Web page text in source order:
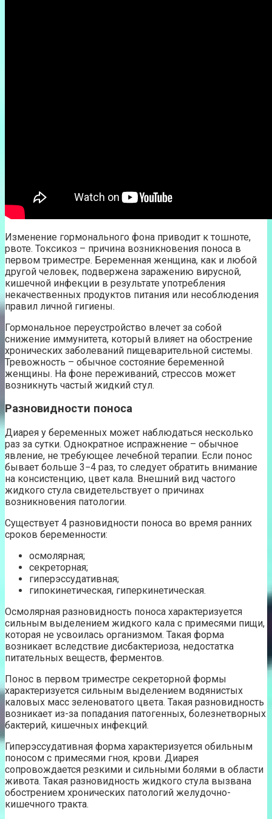
Изменение гормонального фона приводит к тошноте,
рвоте. Токсикоз – причина возникновения поноса в
первом триместре. Беременная женщина, как и любой
другой человек, подвержена заражению вирусной,
кишечной инфекции в результате употребления
некачественных продуктов питания или несоблюдения
правил личной гигиены.
Гормональное переустройство влечет за собой
снижение иммунитета, который влияет на обострение
хронических заболеваний пищеварительной системы.
Тревожность – обычное состояние беременной
женщины. На фоне переживаний, стрессов может
возникнуть частый жидкий стул.
Разновидности поноса
Диарея у беременных может наблюдаться несколько
раз за сутки. Однократное испражнение – обычное
явление, не требующее лечебной терапии. Если понос
бывает больше 3−4 раз, то следует обратить внимание
на консистенцию, цвет кала. Внешний вид частого
жидкого стула свидетельствует о причинах
возникновения патологии.
Существует 4 разновидности поноса во время ранних
сроков беременности:
осмолярная;
секреторная;
гиперэссудативная;
гипокинетическая, гиперкинетическая.
Осмолярная разновидность поноса характеризуется
сильным выделением жидкого кала с примесями пищи,
которая не усвоилась организмом. Такая форма
возникает вследствие дисбактериоза, недостатка
питательных веществ, ферментов.
Понос в первом триместре секреторной формы
характеризуется сильным выделением водянистых
каловых масс зеленоватого цвета. Такая разновидность
возникает из-за попадания патогенных, болезнетворных
бактерий, кишечных инфекций.
Гиперэссудативная форма характеризуется обильным
поносом с примесями гноя, крови. Диарея
сопровождается резкими и сильными болями в области
живота. Такая разновидность жидкого стула вызвана
обострением хронических патологий желудочно-
кишечного тракта.